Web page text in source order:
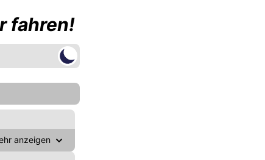
fahren!
anzeigen